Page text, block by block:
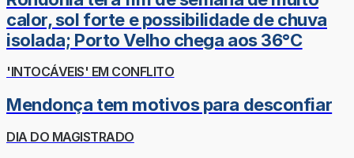
calor, sol forte e possibilidade de chuva
isolada; Porto Velho chega aos 36°C
'INTOCÁVEIS' EM CONFLITO
Mendonça tem motivos para desconfiar
DIA DO MAGISTRADO